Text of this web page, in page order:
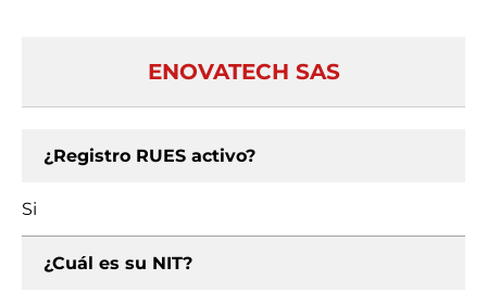
ENOVATECH SAS
¿Registro RUES activo?
Si
¿Cuál es su NIT?